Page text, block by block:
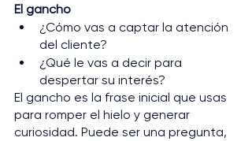
El gancho
¿Cómo vas a captar la atención
del cliente?
¿Qué le vas a decir para
despertar su interés?
El gancho es la frase inicial que usas
para romper el hielo y generar
curiosidad. Puede ser una pregunta,